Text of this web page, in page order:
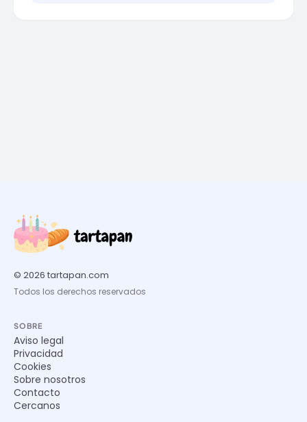
© 2026 tartapan.com
Todos los derechos reservados
SOBRE
Aviso legal
Privacidad
Cookies
Sobre nosotros
Contacto
Cercanos